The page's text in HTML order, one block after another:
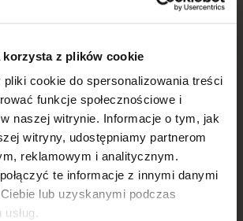
korzysta z plików cookie
cookie do spersonalizowania treści
funkcje społecznościowe i
naszej witrynie. Informacje o tym, jak
witryny, udostępniamy partnerom
reklamowym i analitycznym.
te informacje z innymi danymi
lub uzyskanymi podczas
Millennium Docs
Against Gravity
DOK Leipzig